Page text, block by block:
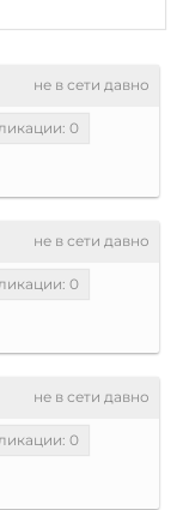
не в сети давно
0
не в сети давно
0
не в сети давно
0